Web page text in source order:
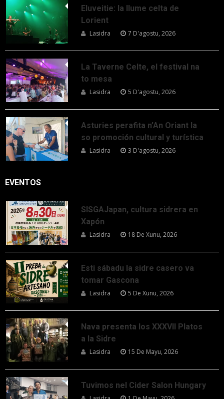
Eluveitie: la llume celta de
Lorient
Lasidra 7 D'agostu, 2026
La Taverne Celte, el festival na
to mesa
Lasidra 5 D'agostu, 2026
Asturies perafita n’An Oriant la
so promoción cultural y turística
Lasidra 3 D'agostu, 2026
EVENTOS
SISGAJapan, cultura sidrera en
Xapón
Lasidra 18 De Xunu, 2026
Esti sábadu la sidre casero va
tomar Gascona
Lasidra 5 De Xunu, 2026
Nava presenta los XXXVII Platos
a la Sidre
Lasidra 15 De Mayu, 2026
Tuvimos nel Cider Salon Hungary